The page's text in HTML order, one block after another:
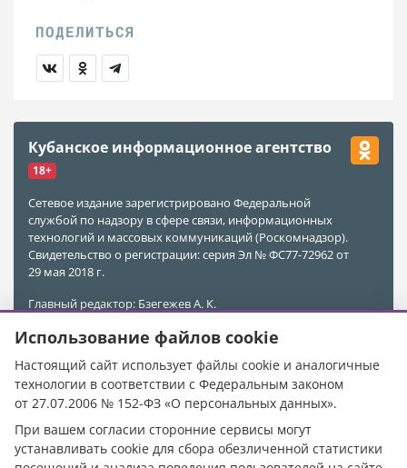
Кубанское информационное агентство
18+
Сетевое издание зарегистрировано Федеральной
службой по надзору в сфере связи, информационных
технологий и массовых коммуникаций (Роскомнадзор).
Свидетельство о регистрации: серия Эл № ФС77-72962 от
29 мая 2018 г.
Главный редактор: Бзегежев А. К.
Адрес редакции: 385011, Республика Адыгея, г. Майкоп,
Электронная почта редакции:kubinfo@bk.ru
Телефон редакции:+7 988 478-05-89
Телефон/Факс редакции:+7 (8772) 555-969
При цитировании материалов ссылка на источник
обязательна.
Использование файлов cookie
Настоящий сайт использует файлы cookie и аналогичные
технологии в соответствии с Федеральным законом
от 27.07.2006 № 152-ФЗ «О персональных данных».
При вашем согласии сторонние сервисы могут
устанавливать cookie для сбора обезличенной статистики